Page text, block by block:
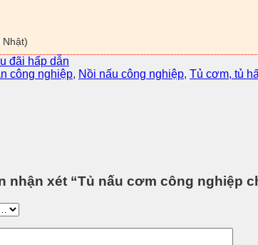
đãi hấp dẫn
công nghiệp, Nồi nấu công nghiệp, Tủ cơm, tủ
nhận xét “Tủ nấu cơm công nghiệp